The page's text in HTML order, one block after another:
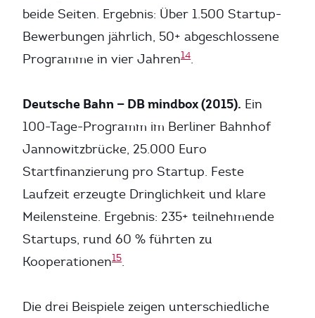
beide Seiten. Ergebnis: Über 1.500 Startup-
Bewerbungen jährlich, 50+ abgeschlossene
Programme in vier Jahren14.
Deutsche Bahn — DB mindbox (2015). Ein
100-Tage-Programm im Berliner Bahnhof
Jannowitzbrücke, 25.000 Euro
Startfinanzierung pro Startup. Feste
Laufzeit erzeugte Dringlichkeit und klare
Meilensteine. Ergebnis: 235+ teilnehmende
Startups, rund 60 % führten zu
Kooperationen15.
Die drei Beispiele zeigen unterschiedliche